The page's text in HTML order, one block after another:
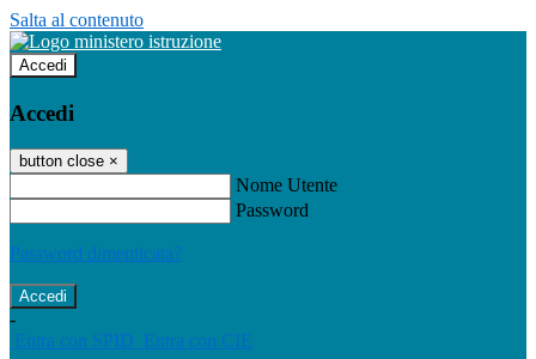
Salta al contenuto
Accedi
Accedi
button close ×
Nome Utente
Password
Password dimenticata?
-
Entra con SPID Entra con CIE